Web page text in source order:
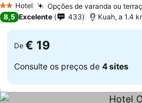
2 Estrelas
Hotel Opções de varanda ou
8,5 Excelente 433 Kuah, a 1.4
De € 19
Consulte os preços de 4 sites